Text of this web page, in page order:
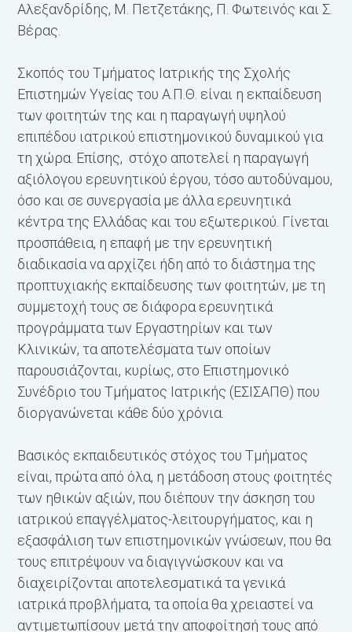
Αλεξανδρίδης, Μ. Πετζετάκης, Π. Φωτεινός και Σ.
Βέρας.
Σκοπός του Τμήματος Ιατρικής της Σχολής
Επιστημών Υγείας του Α.Π.Θ. είναι η εκπαίδευση
των φοιτητών της και η παραγωγή υψηλού
επιπέδου ιατρικού επιστημονικού δυναμικού για
τη χώρα. Επίσης, στόχο αποτελεί η παραγωγή
αξιόλογου ερευνητικού έργου, τόσο αυτοδύναμου,
όσο και σε συνεργασία με άλλα ερευνητικά
κέντρα της Ελλάδας και του εξωτερικού. Γίνεται
προσπάθεια, η επαφή με την ερευνητική
διαδικασία να αρχίζει ήδη από το διάστημα της
προπτυχιακής εκπαίδευσης των φοιτητών, με τη
συμμετοχή τους σε διάφορα ερευνητικά
προγράμματα των Εργαστηρίων και των
Κλινικών, τα αποτελέσματα των οποίων
παρουσιάζονται, κυρίως, στο Επιστημονικό
Συνέδριο του Τμήματος Ιατρικής (ΕΣΙΣΑΠΘ) που
διοργανώνεται κάθε δύο χρόνια.
Βασικός εκπαιδευτικός στόχος του Τμήματος
είναι, πρώτα από όλα, η μετάδοση στους φοιτητές
των ηθικών αξιών, που διέπουν την άσκηση του
ιατρικού επαγγέλματος-λειτουργήματος, και η
εξασφάλιση των επιστημονικών γνώσεων, που θα
τους επιτρέψουν να διαγιγνώσκουν και να
διαχειρίζονται αποτελεσματικά τα γενικά
ιατρικά προβλήματα, τα οποία θα χρειαστεί να
αντιμετωπίσουν μετά την αποφοίτησή τους από